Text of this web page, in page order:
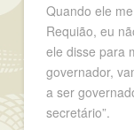
Quando ele
Requião, eu
ele disse para
governador,
a ser
secretário”.